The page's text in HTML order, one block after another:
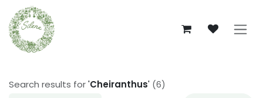
Overslaan naar inhoud
Search results for'Cheiranthus' (6)